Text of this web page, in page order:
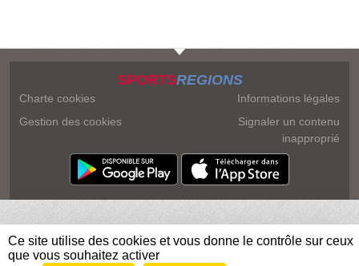
SPORTSREGIONS
Charte cookies
Gestion des cookies
Informations légales
Signaler un contenu
inapproprié
Ce site utilise des cookies et vous donne le contrôle sur ceux
que vous souhaitez activer